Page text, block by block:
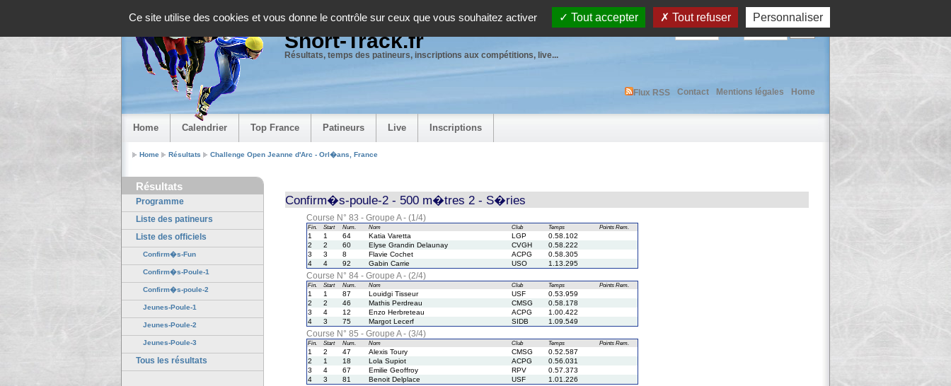
Ce site utilise des cookies et vous donne le contrôle sur ceux que vous souhaitez activer Tout accepter Tout refuser Personnaliser
Short-Track.fr
Résultats, temps des patineurs, inscriptions aux compétitions, live...
Home
Mentions légales
Contact
Flux RSS
Home Calendrier Top France Patineurs Live Inscriptions
Home Résultats Challenge Open Jeanne d'Arc - Orl�ans, France
Résultats
Programme
Liste des patineurs
Liste des officiels
Confirm�s-Fun
Confirm�s-Poule-1
Confirm�s-poule-2
Jeunes-Poule-1
Jeunes-Poule-2
Jeunes-Poule-3
Tous les résultats
Confirm�s-poule-2 - 500 m�tres 2 - S�ries
Course N° 83 - Groupe A - (1/4)
Fin. Start Num. Nom Club Temps Points Rem.
1 1 64 Katia Varetta LGP
0.58.102
2
2 60 Elyse Grandin Delaunay CVGH
0.58.222
3
3 8 Flavie Cochet ACPG
0.58.305
4
4 92 Gabin Carrie USO 1.13.295
Course N° 84 - Groupe A - (2/4)
Fin. Start Num. Nom Club Temps Points Rem.
1 1 87 Louidgi Tisseur USF
0.53.959
2
2 46 Mathis Perdreau CMSG
0.58.178
3
4 12 Enzo Herbreteau ACPG
1.00.422
4
3 75 Margot Lecerf SIDB 1.09.549
Course N° 85 - Groupe A - (3/4)
Fin. Start Num. Nom Club Temps Points Rem.
1 2 47 Alexis Toury CMSG
0.52.587
2
1 18 Lola Supiot ACPG
0.56.031
3
4 67 Emilie Geoffroy RPV
0.57.373
4
3 81 Benoit Delplace USF 1.01.226